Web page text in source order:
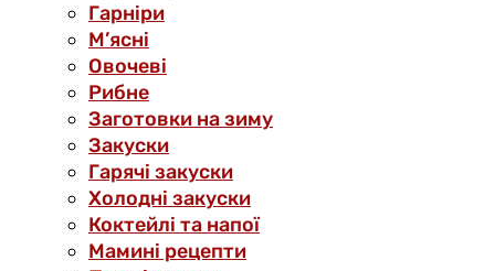
Гарніри
М’ясні
Овочеві
Рибне
Заготовки на зиму
Закуски
Гарячі закуски
Холодні закуски
Коктейлі та напої
Мамині рецепти